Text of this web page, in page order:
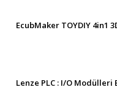
EcubMaker TOYDIY 4in1
Lenze PLC : I/O Modülleri